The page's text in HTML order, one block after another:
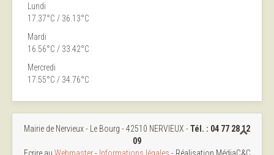
Lundi
17.37°C / 36.13°C
Mardi
16.56°C / 33.42°C
Mercredi
17.55°C / 34.76°C
Mairie de Nervieux - Le Bourg - 42510 NERVIEUX -Tél. : 04 77 28 12
09
Ecrire au Webmaster- Informations légales - Réalisation MédiaC&C